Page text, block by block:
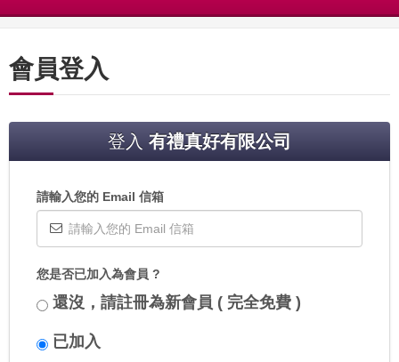
會員登入
登入 有禮真好有限公司
請輸入您的 Email 信箱
您是否已加入為會員 ?
還沒，請註冊為新會員 ( 完全免費 )
已加入